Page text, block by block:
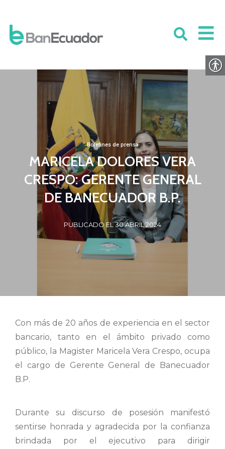
Boletines de prensa
MARICELA DOLORES VERA
CRESPO: GERENTE GENERAL
DE BANECUADOR B.P.
PUBLICADO EL 30 ABRIL 2024
Con más de 20 años de experiencia en el sector
bancario, tanto en el ámbito privado como
público, la Magister Maricela Vera Crespo, ocupa
el cargo de Gerente General de Banecuador
B.P.
Durante su discurso de posesión manifestó
sentirse honrada y agradecida por la confianza
brindada por el ejecutivo para dirigir